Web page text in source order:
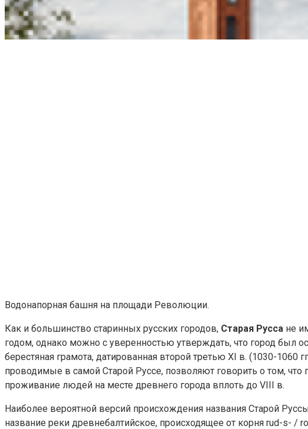
Водонапорная башня на площади Революции.
Как и большинство старинных русских городов, Старая Русса не
годом, однако можно с уверенностью утверждать, что город был
берестяная грамота, датированная второй третью XI в. (1030-
проводимые в самой Старой Руссе, позволяют говорить о том, что
проживание людей на месте древнего города вплоть до VIII в.
Наиболее вероятной версий происхождения названия Старой
название реки древнебалтийское, происходящее от корня rud-s- /